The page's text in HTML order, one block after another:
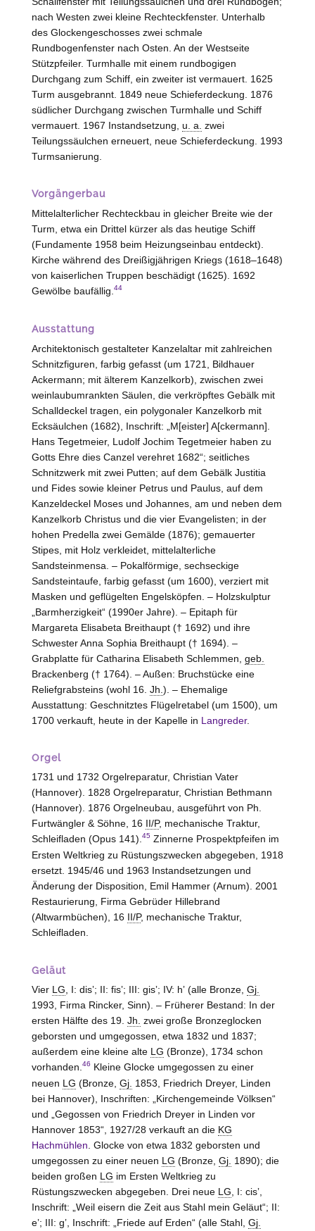
nach Westen zwei kleine Rechteckfenster. Unterhalb
des Glockengeschosses zwei schmale
Rundbogenfenster nach Osten. An der Westseite
Stützpfeiler. Turmhalle mit einem rundbogigen
Durchgang zum Schiff, ein zweiter ist vermauert. 1625
Turm ausgebrannt. 1849 neue Schieferdeckung. 1876
südlicher Durchgang zwischen Turmhalle und Schiff
vermauert. 1967 Instandsetzung, u. a. zwei
Teilungssäulchen erneuert, neue Schieferdeckung. 1993
Turmsanierung.
Vorgängerbau
Mittelalterlicher Rechteckbau in gleicher Breite wie der
Turm, etwa ein Drittel kürzer als das heutige Schiff
(Fundamente 1958 beim Heizungseinbau entdeckt).
Kirche während des Dreißigjährigen Kriegs (1618–1648)
von kaiserlichen Truppen beschädigt (1625). 1692
Gewölbe baufällig. 44
Ausstattung
Architektonisch gestalteter Kanzelaltar mit zahlreichen
Schnitzfiguren, farbig gefasst (um 1721, Bildhauer
Ackermann; mit älterem Kanzelkorb), zwischen zwei
weinlaubumrankten Säulen, die verkröpftes Gebälk mit
Schalldeckel tragen, ein polygonaler Kanzelkorb mit
Ecksäulchen (1682), Inschrift: „M[eister] A[ckermann].
Hans Tegetmeier, Ludolf Jochim Tegetmeier haben zu
Gotts Ehre dies Canzel verehret 1682“; seitliches
Schnitzwerk mit zwei Putten; auf dem Gebälk Justitia
und Fides sowie kleiner Petrus und Paulus, auf dem
Kanzeldeckel Moses und Johannes, am und neben dem
Kanzelkorb Christus und die vier Evangelisten; in der
hohen Predella zwei Gemälde (1876); gemauerter
Stipes, mit Holz verkleidet, mittelalterliche
Sandsteinmensa. – Pokalförmige, sechseckige
Sandsteintaufe, farbig gefasst (um 1600), verziert mit
Masken und geflügelten Engelsköpfen. – Holzskulptur
„Barmherzigkeit“ (1990er Jahre). – Epitaph für
Margareta Elisabeta Breithaupt († 1692) und ihre
Schwester Anna Sophia Breithaupt († 1694). –
Grabplatte für Catharina Elisabeth Schlemmen, geb.
Brackenberg († 1764). – Außen: Bruchstücke eine
Reliefgrabsteins (wohl 16. Jh. ). – Ehemalige
Ausstattung: Geschnitztes Flügelretabel (um 1500), um
1700 verkauft, heute in der Kapelle in Langreder.
Orgel
1731 und 1732 Orgelreparatur, Christian Vater
(Hannover). 1828 Orgelreparatur, Christian Bethmann
(Hannover). 1876 Orgelneubau, ausgeführt von Ph.
Furtwängler & Söhne, 16 II/P, mechanische Traktur,
Schleifladen (Opus 141).45Zinnerne Prospektpfeifen im
Ersten Weltkrieg zu Rüstungszwecken abgegeben, 1918
ersetzt. 1945/46 und 1963 Instandsetzungen und
Änderung der Disposition, Emil Hammer (Arnum). 2001
Restaurierung, Firma Gebrüder Hillebrand
(Altwarmbüchen), 16 II/P, mechanische Traktur,
Schleifladen.
Geläut
Vier LG , I: disʼ; II: fisʼ; III: gisʼ; IV: hʼ (alle Bronze, Gj.
1993, Firma Rincker, Sinn). – Früherer Bestand: In der
ersten Hälfte des 19. Jh. zwei große Bronzeglocken
geborsten und umgegossen, etwa 1832 und 1837;
außerdem eine kleine alte LG (Bronze), 1734 schon
vorhanden. 46 Kleine Glocke umgegossen zu einer
neuen LG (Bronze, Gj. 1853, Friedrich Dreyer, Linden
bei Hannover), Inschriften: „Kirchengemeinde Völksen“
und „Gegossen von Friedrich Dreyer in Linden vor
Hannover1853“, 1927/28 verkauft an die KG
Hachmühlen . Glocke von etwa 1832 geborsten und
umgegossen zu einer neuen LG (Bronze, Gj. 1890); die
beiden großen LG im Ersten Weltkrieg zu
Rüstungszwecken abgegeben. Drei neue LG , I: cisʼ,
Inschrift: „Weil eisern die Zeit aus Stahl mein Geläut“; II:
eʼ; III: gʼ, Inschrift: „Friede auf Erden“ (alle Stahl, Gj.